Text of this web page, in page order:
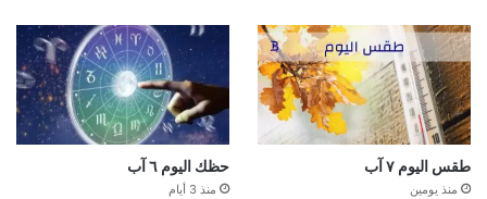
طقس اليوم ٧ آب
منذ يومين
حظك اليوم ٦ آب
منذ 3 أيام